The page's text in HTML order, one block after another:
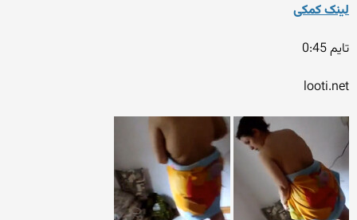
لینک کمکی
تایم 0:45
looti.net